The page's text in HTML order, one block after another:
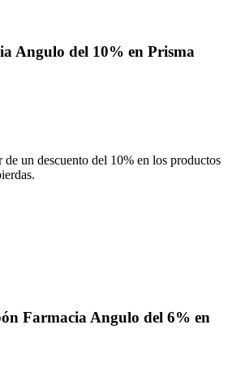
Angulo del 10% en Prisma
de un descuento del 10% en los productos
Farmacia Angulo del 6% en